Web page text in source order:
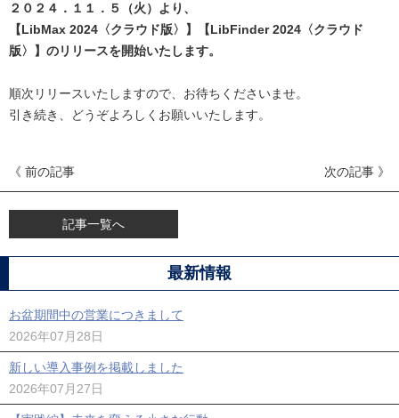
２０２４．１１．５（火）より、
【LibMax 2024〈クラウド版〉】【LibFinder 2024〈クラウド
版〉】のリリースを開始いたします。
順次リリースいたしますので、お待ちくださいませ。
引き続き、どうぞよろしくお願いいたします。
《 前の記事 次の記事 》
記事一覧へ
最新情報
お盆期間中の営業につきまして
2026年07月28日
新しい導入事例を掲載しました
2026年07月27日